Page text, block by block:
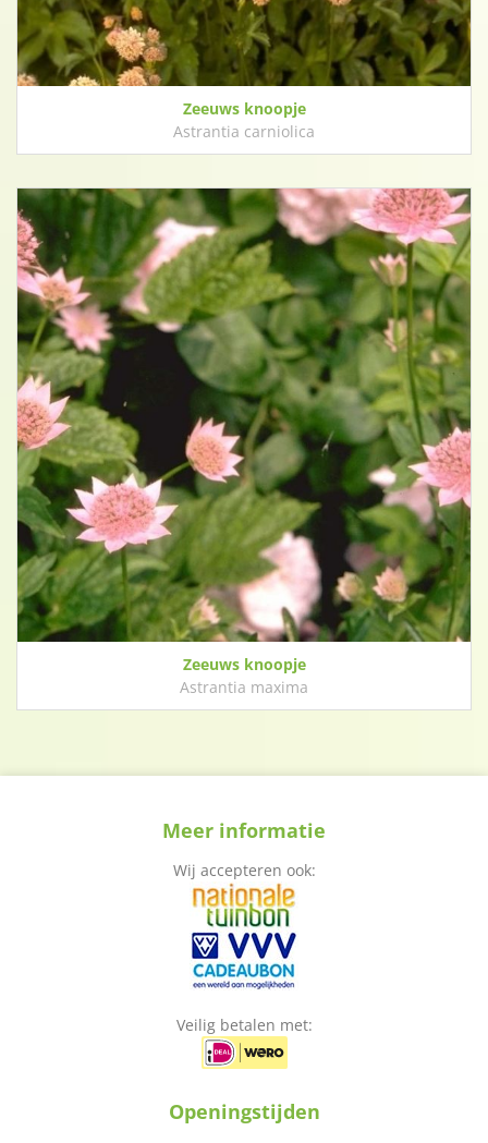
Zeeuws knoopje
Astrantia carniolica
Zeeuws knoopje
Astrantia maxima
Meer informatie
Wij accepteren ook:
Veilig betalen met:
Openingstijden